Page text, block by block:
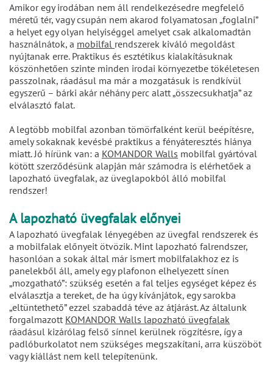
Amikor egy irodában nem áll rendelkezésedre megfelelő
méretű tér, vagy csupán nem akarod folyamatosan „foglalni”
a helyet egy olyan helyiséggel amelyet csak alkalomadtán
használnátok, a mobilfal rendszerek kiváló megoldást
nyújtanak erre. Praktikus és esztétikus kialakításuknak
köszönhetően szinte minden irodai környezetbe tökéletesen
passzolnak, ráadásul ma már a mozgatásuk is rendkívül
egyszerű – bárki akár néhány perc alatt „összecsukhatja” az
elválasztó falat.
A legtöbb mobilfal azonban tömörfalként kerül beépítésre,
amely sokaknak kevésbé praktikus a fényáteresztés hiánya
miatt. Jó hírünk van: a KOMANDOR Walls mobilfal gyártóval
kötött szerződésünk alapján már számodra is elérhetőek a
lapozható üvegfalak, az üveglapokból álló mobilfal
rendszer!
A lapozható üvegfalak előnyei
A lapozható üvegfalak lényegében az üvegfal rendszerek és
a mobilfalak előnyeit ötvözik. Mint lapozható falrendszer,
hasonlóan a sokak által már ismert mobilfalakhoz ez is
panelekből áll, amely egy plafonon elhelyezett sínen
„mozgatható”: szükség esetén a fal teljes egységet képez és
elválasztja a tereket, de ha úgy kívánjátok, egy sarokba
„eltüntethető” ezzel szabaddá téve az átjárást. Az általunk
forgalmazott KOMANDOR Walls lapozható üvegfalak
ráadásul kizárólag felső sínnel kerülnek rögzítésre, így a
padlóburkolatot nem szükséges megszakítani, arra küszöböt
vagy kiállást nem kell telepítenünk.